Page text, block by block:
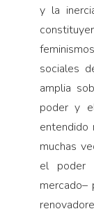
y la
sociales
amplia
poder y
entendido
muchas
el poder
mercado–